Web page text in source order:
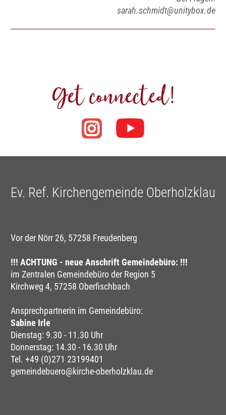
sarah.schmidt@unitybox.de
Ev. Ref. Kirchengemeinde Oberholzklau
Vor der Nörr 26, 57258 Freudenberg
!!! ACHTUNG - neue Anschrift Gemeindebüro: !!!
im Zentralen Gemeindebüro der Region 5
Kirchweg 4, 57258 Oberfischbach
Ansprechpartnerin im Gemeindebüro:
Sabine Irle
Dienstag: 9.30 - 11.30 Uhr
Donnerstag: 14.30 - 16.30 Uhr
Tel. +49 (0)271 23199401
gemeindebuero@kirche-oberholzklau.de